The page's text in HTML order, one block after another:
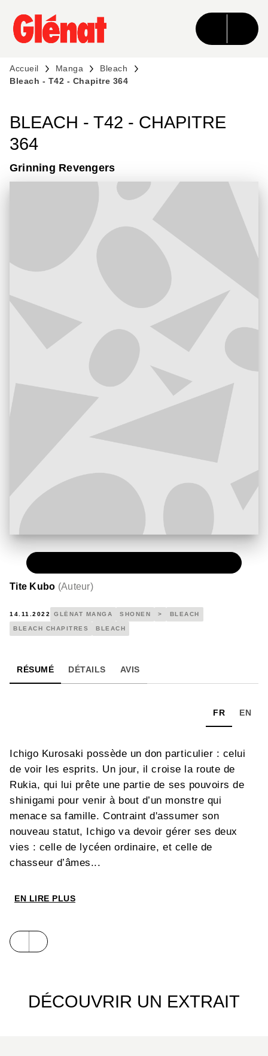
MENU RECHERCHE CONTENU
PIED DE PAGE
Accueil Manga
Bleach
Bleach - T42 - Chapitre 364
BLEACH - T42 - CHAPITRE
364
Grinning Revengers
Tite Kubo (Auteur)
14.11.2022 GLÉNAT MANGA SHONEN > BLEACH
BLEACH CHAPITRES BLEACH
RÉSUMÉ DÉTAILS AVIS
FR EN
Ichigo Kurosaki possède un don particulier : celui
de voir les esprits. Un jour, il croise la route de
Rukia, qui lui prête une partie de ses pouvoirs de
shinigami pour venir à bout d’un monstre qui
menace sa famille. Contraint d'assumer son
nouveau statut, Ichigo va devoir gérer ses deux
vies : celle de lycéen ordinaire, et celle de
chasseur d’âmes...
EN LIRE PLUS
DÉCOUVRIR UN EXTRAIT